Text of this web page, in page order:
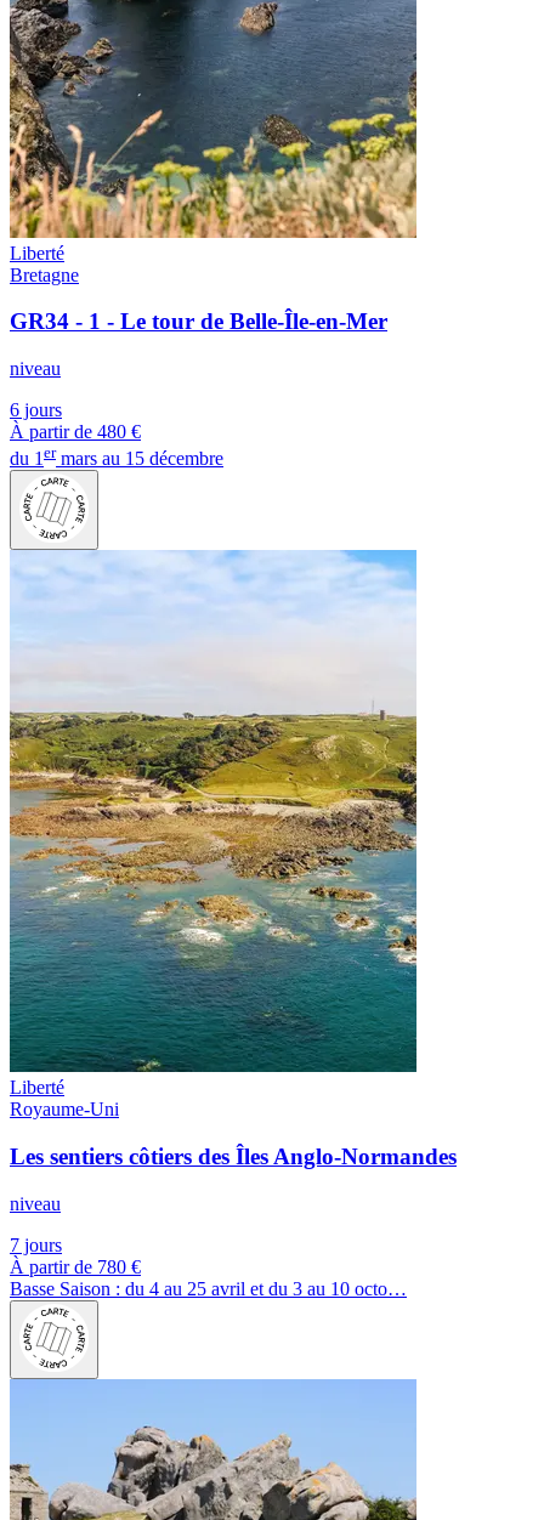
Liberté
Bretagne
GR34 - 1 - Le tour de Belle-Île-en-Mer
niveau
6 jours
À partir de 480 €
du 1ermars au 15 décembre
Liberté
Royaume-Uni
Les sentiers côtiers des Îles Anglo-Normandes
niveau
7 jours
À partir de 780 €
Basse Saison : du 4 au 25 avril et du 3 au 10 octo…